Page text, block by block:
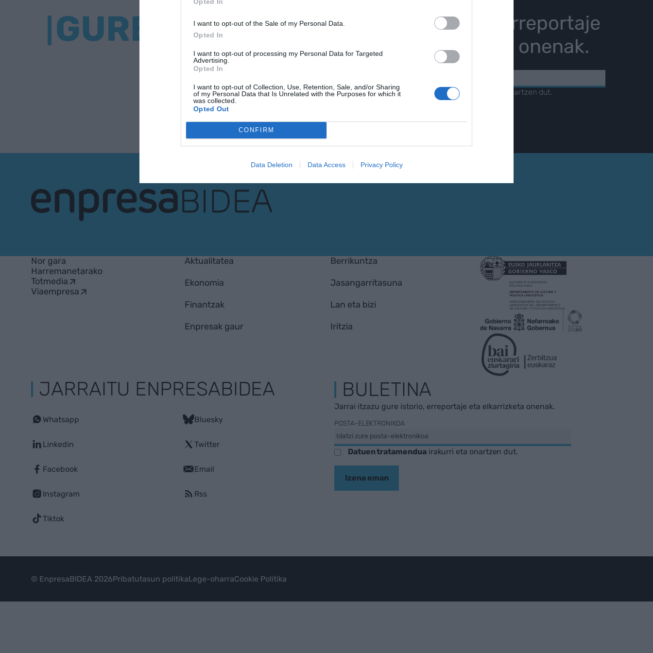
I want to opt-out of the Sale of my Personal Data.
Opted In
I want to opt-out of processing my Personal Data for Targeted
Advertising.
Opted In
I want to opt-out of Collection, Use, Retention, Sale, and/or Sharing
of my Personal Data that Is Unrelated with the Purposes for which it
was collected.
Opted Out
CONFIRM
Data Deletion Data Access Privacy Policy
GURE BULETINA
Gure historia, erreportaje
eta elkarrizketa onenak.
POSTA-ELEKTRONIKOA
Datuen tratamendua
irakurri eta onartzen dut.
Nor gara
Harremanetarako
Totmedia
Viaempresa
Aktualitatea
Ekonomia
Finantzak
Enpresak gaur
Berrikuntza
Jasangarritasuna
Lan eta bizi
Iritzia
JARRAITU ENPRESABIDEA
Whatsapp
Linkedin
Facebook
Instagram
Tiktok
Bluesky
Twitter
Email
Rss
BULETINA
Jarrai itzazu gure istorio, erreportaje eta elkarrizketa onenak.
POSTA-ELEKTRONIKOA
Datuen tratamenduairakurri eta onartzen dut.
Izena eman
© EnpresaBIDEA 2026Pribatutasun politikaLege-oharraCookie Politika